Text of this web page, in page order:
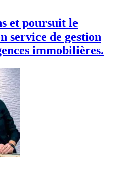
et poursuit le
service de gestion
immobilières.